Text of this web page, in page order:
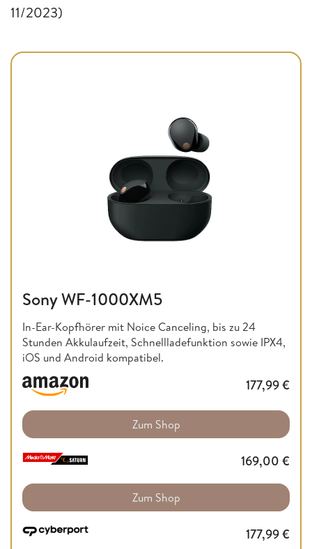
11/2023)
Sony WF-1000XM5
In-Ear-Kopfhörer mit Noice Canceling, bis zu 24
Stunden Akkulaufzeit, Schnellladefunktion sowie IPX4,
iOS und Android kompatibel.
177,99€
Zum Shop
169,00 €
Zum Shop
177,99€